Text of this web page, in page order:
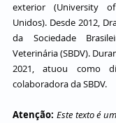
exterior (University
Unidos). Desde 2012,
da Sociedade
Veterinária (SBDV).
2021, atuou como
colaboradora da SBDV.
Atenção: Este texto é